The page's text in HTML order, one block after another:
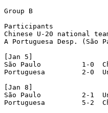
Group B
Participants
Chinese U-20 national
A Portuguesa Desp. (São
[Jan 5]
São Paulo          1-0
Portuguesa         2-0
[Jan 8]
São Paulo          2-1
Portuguesa         5-2